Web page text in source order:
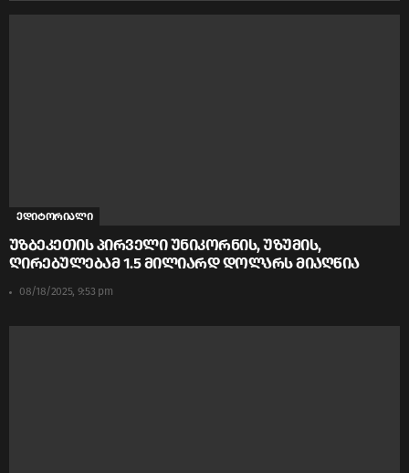
ედიტორიალი
უზბეკეთის პირველი უნიკორნის, უზუმის,
ღირებულებამ 1.5 მილიარდ დოლარს მიაღწია
08/18/2025, 9:53 pm